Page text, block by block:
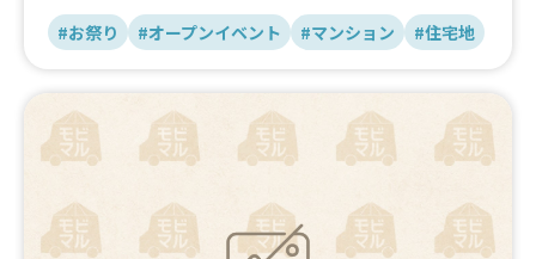
https://www.to-kousya.or.jp/community/news145.html
#お祭り #オープンイベント #マンション #住宅地